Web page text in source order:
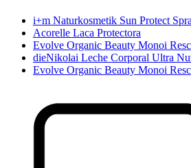
i+m Naturkosmetik Sun Protect
Acorelle Laca Protectora
Evolve Organic Beauty Monoi
dieNikolai Leche Corporal Ultra
Evolve Organic Beauty Monoi